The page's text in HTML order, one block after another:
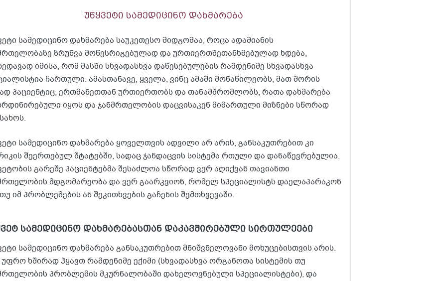
უწყვეტი სამედიცინო დახმარება
სამედიცინო დახმარება საუკეთესო მიდგომაა, როცა ადამიანის
ზრუნვა მოწესრიგებულად და ურთიერთშეთანხმებულად ხდება,
იმისა, რომ მასში სხვადასხვა დაწესებულების რამდენიმე სხვადასხვა
ჩართული. ამასთანავე, ყველა, ვინც ამაში მონაწილეობს, მათ შორის
პაციენტიც, ერთმანეთთან ურთიერთობს და თანამშრომლობს, რათა დახმარება
იყოს და ჯანმრთელობის დაცვისაკენ მიმართული მიზნები სწორად
სამედიცინო დახმარება ყოველთვის ადვილი არ არის, განსაკუთრებით კი
შეერთებულ შტატებში, სადაც ჯანდაცვის სისტემა რთული და დანაწევრებულია.
გარეშე პაციენტებმა შესაძლოა სწორად ვერ აღიქვან თავიანთი
მდგომარეობა და ვერ გაარკვიონ, რომელ სპეციალისტს დაელაპარაკონ
იმ პრობლემების ან შეკითხვების გაჩენის შემთხვევაში.
სამედიცინო დახმარებასთან დაკავშირებული სირთულეები
სამედიცინო დახმარება განსაკუთრებით მნიშვნელოვანი მოხუცებისთვის არის.
ხშირად ჰყავთ რამდენიმე ექიმი (სხვადასხვა ორგანოთა სისტემის თუ
პრობლემის მკურნალობაში დახელოვნებული სპეციალისტები), და